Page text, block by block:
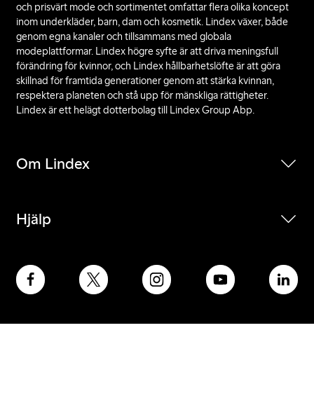
och prisvärt mode och sortimentet omfattar flera olika koncept
inom underkläder, barn, dam och kosmetik. Lindex växer, både
genom egna kanaler och tillsammans med globala
modeplattformar. Lindex högre syfte är att driva meningsfull
förändring för kvinnor, och Lindex hållbarhetslöfte är att göra
skillnad för framtida generationer genom att stärka kvinnan,
respektera planeten och stå upp för mänskliga rättigheter.
Lindex är ett helägt dotterbolag till Lindex Group Abp.
Om Lindex
Hjälp